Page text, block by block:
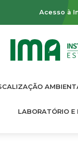
Acesso à
LABORATÓRIO